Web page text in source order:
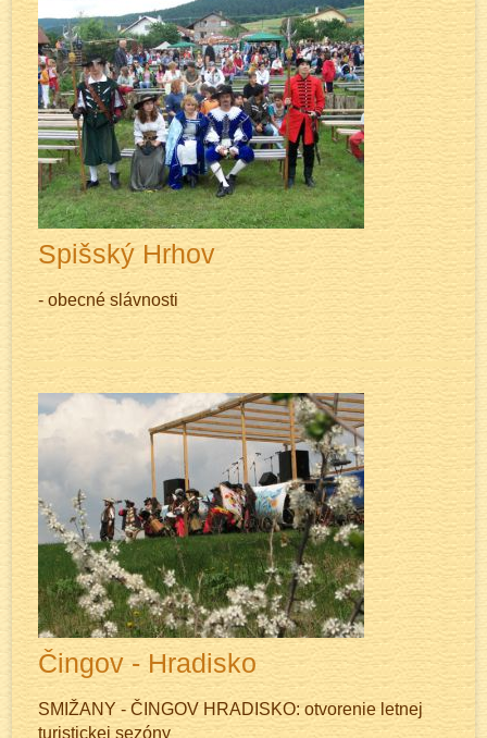
Spišský Hrhov
- obecné slávnosti
Čingov - Hradisko
SMIŽANY - ČINGOV HRADISKO: otvorenie letnej
turistickej sezóny